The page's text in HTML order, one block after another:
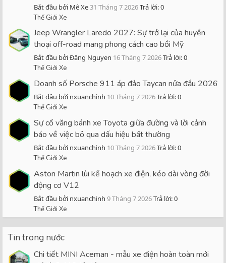
Bắt đầu bởi Mê Xe 31 Tháng 7 2026Trả lời: 0
Thế Giới Xe
Jeep Wrangler Laredo 2027: Sự trở lại của huyền
thoại off-road mang phong cách cao bồi Mỹ
Bắt đầu bởi Đăng Nguyen 16 Tháng 7 2026Trả lời: 0
Thế Giới Xe
Doanh số Porsche 911 áp đảo Taycan nửa đầu 2026
Bắt đầu bởi nxuanchinh 10 Tháng 7 2026Trả lời: 0
Thế Giới Xe
Sự cố văng bánh xe Toyota giữa đường và lời cảnh
báo về việc bỏ qua dấu hiệu bất thường
Bắt đầu bởi nxuanchinh 10 Tháng 7 2026Trả lời: 0
Thế Giới Xe
Aston Martin lùi kế hoạch xe điện, kéo dài vòng đời
động cơ V12
Bắt đầu bởi nxuanchinh 9 Tháng 7 2026Trả lời: 0
Thế Giới Xe
Tin trong nước
Chi tiết MINI Aceman - mẫu xe điện hoàn toàn mới